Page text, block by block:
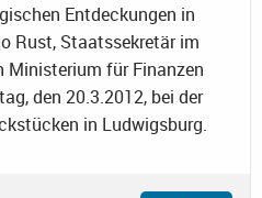
Entdeckungen in
Rust, Staatssekretär im
Ministerium für Finanzen
den 20.3.2012, bei der
in Ludwigsburg.